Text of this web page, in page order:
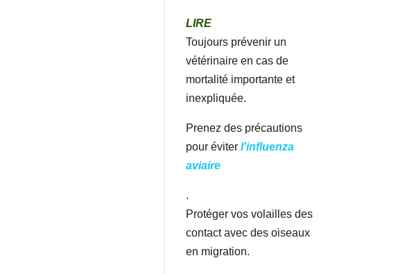
LIRE
Toujours prévenir un
vétérinaire en cas de
mortalité importante et
inexpliquée.
Prenez des précautions
pour éviterl’influenza
aviaire
.
Protéger vos volailles des
contact avec des oiseaux
en migration.